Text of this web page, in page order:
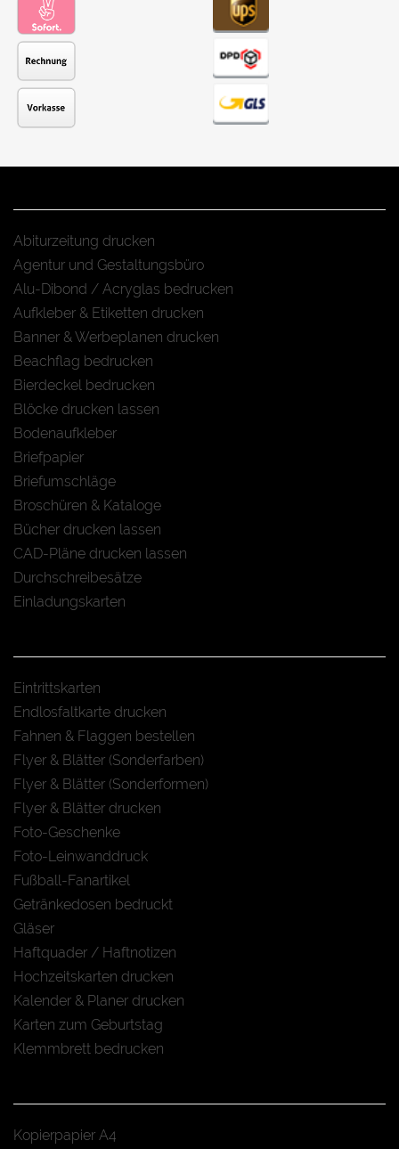
Abiturzeitung drucken
Agentur und Gestaltungsbüro
Alu-Dibond / Acryglas bedrucken
Aufkleber & Etiketten drucken
Banner & Werbeplanen drucken
Beachflag bedrucken
Bierdeckel bedrucken
Blöcke drucken lassen
Bodenaufkleber
Briefpapier
Briefumschläge
Broschüren & Kataloge
Bücher drucken lassen
CAD-Pläne drucken lassen
Durchschreibesätze
Einladungskarten
Eintrittskarten
Endlosfaltkarte drucken
Fahnen & Flaggen bestellen
Flyer & Blätter (Sonderfarben)
Flyer & Blätter (Sonderformen)
Flyer & Blätter drucken
Foto-Geschenke
Foto-Leinwanddruck
Fußball-Fanartikel
Getränkedosen bedruckt
Gläser
Haftquader / Haftnotizen
Hochzeitskarten drucken
Kalender & Planer drucken
Karten zum Geburtstag
Klemmbrett bedrucken
Kopierpapier A4